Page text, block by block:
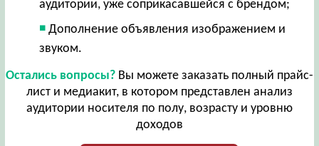
аудитории, уже соприкасавшейся с брендом;
Дополнение объявления изображением и
звуком.
Остались вопросы?Вы можете заказать полный прайс-
лист и медиакит, в котором представлен анализ
аудитории носителя по полу, возрасту и уровню
доходов